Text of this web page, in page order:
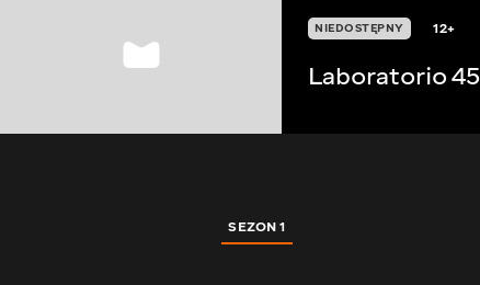
NIEDOSTĘPNY 12+
Laboratorio 45
SEZON 1